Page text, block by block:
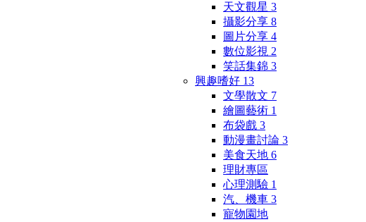
天文觀星 3
攝影分享 8
圖片分享 4
數位影視 2
笑話集錦 3
興趣嗜好 13
文學散文 7
繪圖藝術 1
布袋戲 3
動漫畫討論 3
美食天地 6
理財專區
心理測驗 1
汽、機車 3
寵物園地